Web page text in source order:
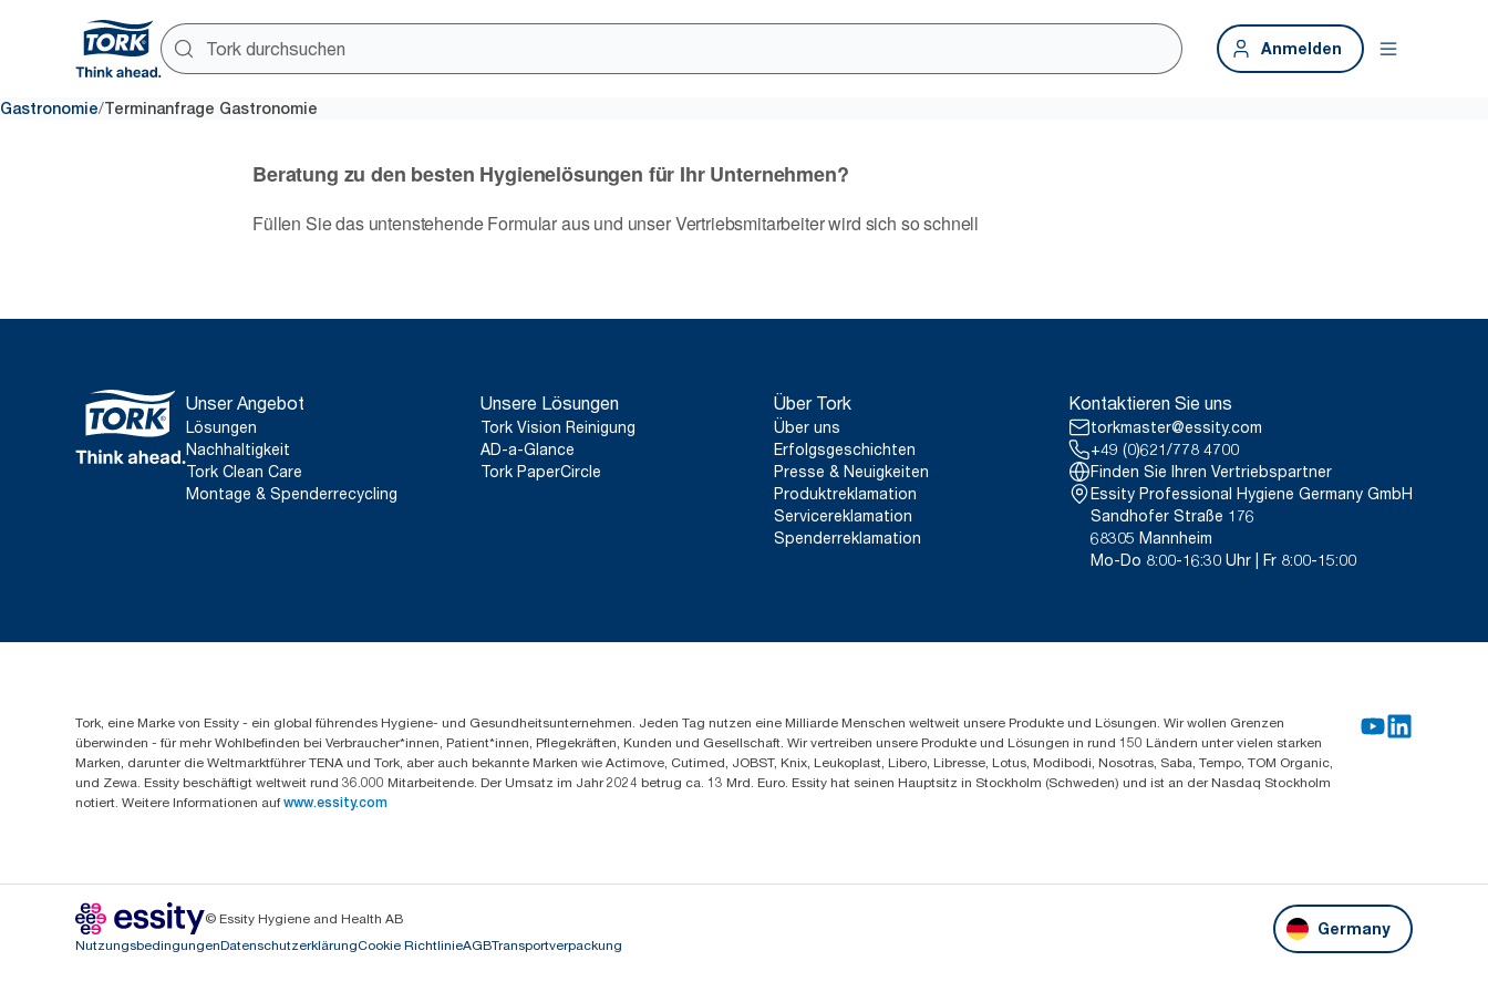
Anmelden
Gastronomie/Terminanfrage Gastronomie
Unser Angebot
Lösungen
Nachhaltigkeit
Tork Clean Care
Montage & Spenderrecycling
Unsere Lösungen
Tork Vision Reinigung
AD-a-Glance
Tork PaperCircle
Über Tork
Über uns
Erfolgsgeschichten
Presse & Neuigkeiten
Produktreklamation
Servicereklamation
Spenderreklamation
Kontaktieren Sie uns
torkmaster@essity.com
+49 (0)621/778 4700
Finden Sie Ihren Vertriebspartner
Essity Professional Hygiene Germany GmbH
Sandhofer Straße 176
68305 Mannheim
Mo-Do 8:00-16:30 Uhr | Fr 8:00-15:00
Tork, eine Marke von Essity - ein global führendes Hygiene- und Gesundheitsunternehmen. Jeden Tag nutzen eine Milliarde Menschen weltweit unsere Produkte und Lösungen. Wir wollen Grenzen
überwinden - für mehr Wohlbefinden bei Verbraucher*innen, Patient*innen, Pflegekräften, Kunden und Gesellschaft. Wir vertreiben unsere Produkte und Lösungen in rund 150 Ländern unter vielen starken
Marken, darunter die Weltmarktführer TENA und Tork, aber auch bekannte Marken wie Actimove, Cutimed, JOBST, Knix, Leukoplast, Libero, Libresse, Lotus, Modibodi, Nosotras, Saba, Tempo, TOM Organic,
und Zewa. Essity beschäftigt weltweit rund 36.000 Mitarbeitende. Der Umsatz im Jahr 2024 betrug ca. 13 Mrd. Euro. Essity hat seinen Hauptsitz in Stockholm (Schweden) und ist an der Nasdaq Stockholm
notiert. Weitere Informationen auf www.essity.com
© Essity Hygiene and Health AB
NutzungsbedingungenDatenschutzerklärungCookie RichtlinieAGBTransportverpackung
Germany